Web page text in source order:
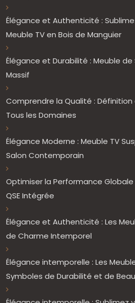
Élégance et Authenticité :
Meuble TV en Bois de Manguier
Élégance et Durabilité : Meuble de
Massif
Comprendre la Qualité :
Tous les Domaines
Élégance Moderne : Meuble TV
Salon Contemporain
Optimiser la Performance
QSE Intégrée
Élégance et Authenticité : Les
de Charme Intemporel
Élégance intemporelle : Les
Symboles de Durabilité et de